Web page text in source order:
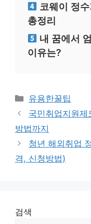
코웨이 정
총정리
내 꿈에서
이유는?
카
테
고
리
유용한꿀팁
국민취업지원
방법까지
청년 해외취업
격, 신청방법)
검색